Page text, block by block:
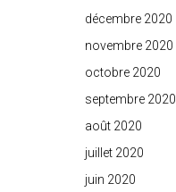
décembre 2020
novembre 2020
octobre 2020
septembre 2020
août 2020
juillet 2020
juin 2020